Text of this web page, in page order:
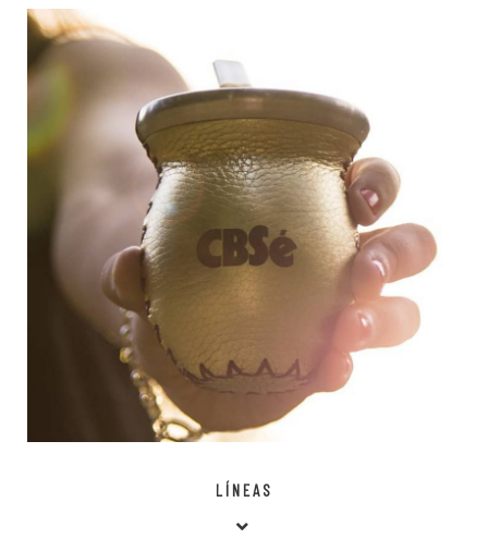
LÍNEAS